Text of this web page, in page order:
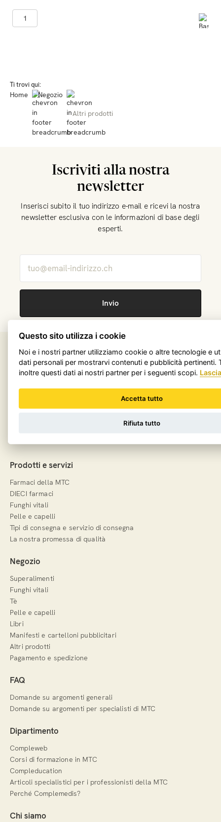
Ti trovi qui:
Home Negozio
Altri prodotti
Iscriviti alla nostra
newsletter
Inserisci subito il tuo indirizzo e-mail e ricevi la nostra
newsletter esclusiva con le informazioni di base degli
esperti.
Paga facilmente con
Social Media
Prodotti e servizi
Farmaci della MTC
DIECI farmaci
Funghi vitali
Pelle e capelli
Tipi di consegna e servizio di consegna
La nostra promessa di qualità
Negozio
Superalimenti
Funghi vitali
Tè
Pelle e capelli
Libri
Manifesti e cartelloni pubblicitari
Altri prodotti
Pagamento e spedizione
FAQ
Domande su argomenti generali
Domande su argomenti per specialisti di MTC
Dipartimento
Compleweb
Corsi di formazione in MTC
Compleducation
Articoli specialistici per i professionisti della MTC
Perché Complemedis?
Chi siamo
Questo sito utilizza i cookie
Noi e i nostri partner utilizziamo cookie o altre tecnologie e
dati personali per mostrarvi contenuti e pubblicità pertinenti.
inoltre questi dati ai nostri partner per i seguenti scopi.
Accetta tutto
Rifiuta tutto